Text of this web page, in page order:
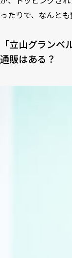
ったりで、なんと
「立山グラン
通販はある？